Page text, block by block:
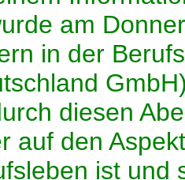
am
in der
diesen
auf den
ist und